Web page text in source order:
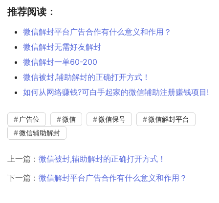
推荐阅读：
微信解封平台广告合作有什么意义和作用？
微信解封无需好友解封
微信解封一单60-200
微信被封,辅助解封的正确打开方式！
如何从网络赚钱?可白手起家的微信辅助注册赚钱项目!
广告位 微信 微信保号
微信解封平台
微信辅助解封
上一篇： 微信被封,辅助解封的正确打开方式！
下一篇： 微信解封平台广告合作有什么意义和作用？